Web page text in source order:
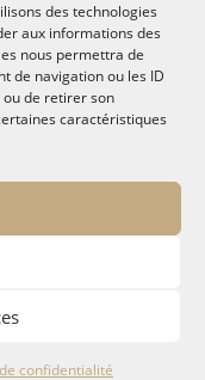
des technologies
aux informations des
nous permettra de
de navigation ou les ID
ou de retirer son
caractéristiques
confidentialité
l'Ecoute / 1995-
83400